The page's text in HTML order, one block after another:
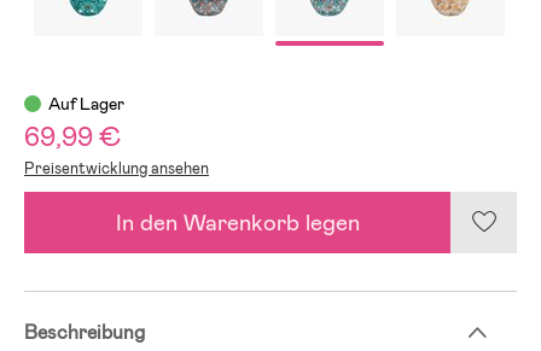
Auf Lager
69,99 €
Preisentwicklung ansehen
In den Warenkorb legen
Beschreibung